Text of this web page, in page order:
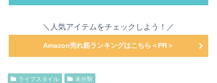
＼人気アイテムをチェックしよう！／
Amazon売れ筋ランキングはこちら＜PR＞
ライフスタイル 未分類